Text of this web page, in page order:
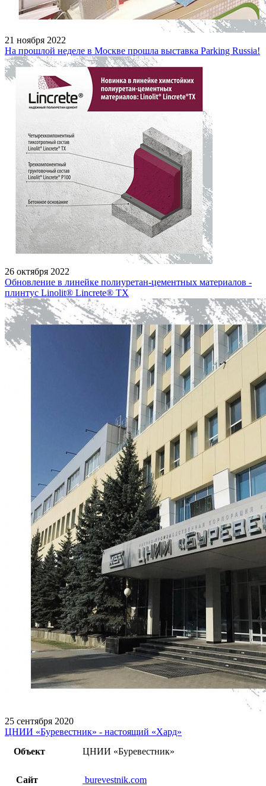
21 ноября 2022
На прошлой неделе в Москве прошла выставка Parking Russia!
26 октября 2022
Обновление в линейке полиуретан-цементных материалов -
плинтус Linolit® Lincrete® ТХ
25 сентября 2020
ЦНИИ «Буревестник» - настоящий «Хард»
Объект
ЦНИИ «Буревестник»
Сайт burevestnik.com